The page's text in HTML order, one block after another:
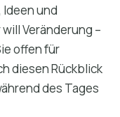
und
Veränderung –
offen für
diesen Rückblick
des Tages